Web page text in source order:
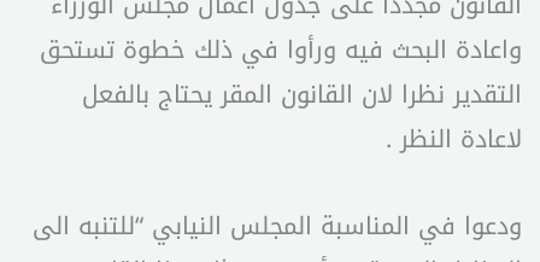
واعادة البحث فيه ورأوا في ذلك خطوة تستحق
التقدير نظرا لان القانون المقر يحتاج بالفعل
لاعادة النظر .
ودعوا في المناسبة المجلس النيابي “للتنبه الى